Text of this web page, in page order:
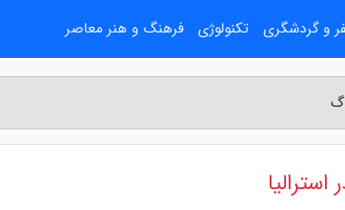
و گردشگری تکنولوژی فرهنگ و هنر معاصر